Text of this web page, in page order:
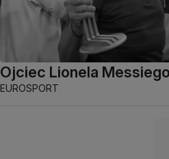
Ojciec Lionela
EUROSPORT